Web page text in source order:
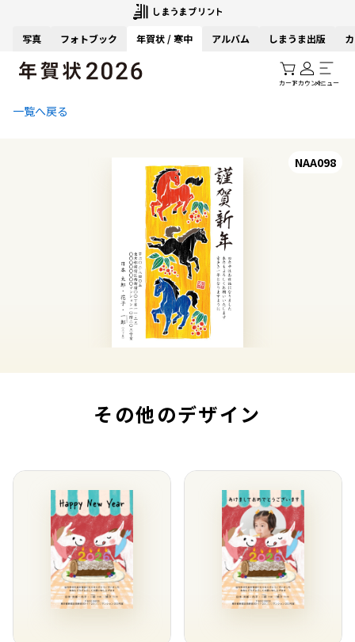
写真 フォトブック 年賀状 / 寒中 アルバム しまうま出版
カートアカウントメニュー
一覧へ戻る
NAA098
その他のデザイン